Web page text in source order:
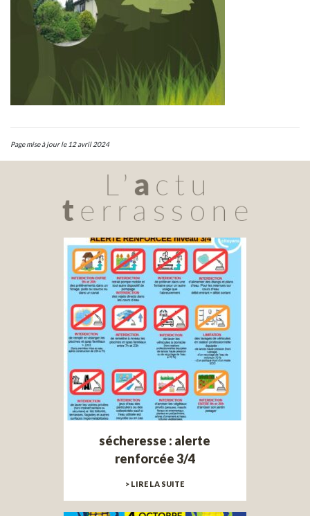
Page mise à jour le 12 avril 2024
sécheresse : alerte
renforcée 3/4
> LIRE LA SUITE